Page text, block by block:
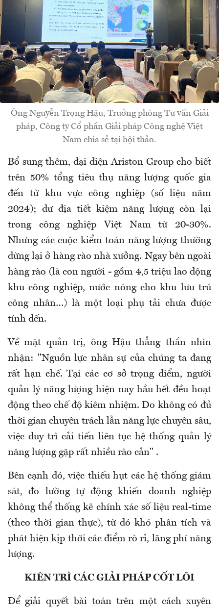
Ông Nguyễn Trọng Hậu, Trưởng phòng Tư vấn Giải
pháp, Công ty Cổ phần Giải pháp Công nghệ Việt
Nam chia sẻ tại hội thảo.
Bổ sung thêm, đại diện Ariston Group cho biết
trên 50% tổng tiêu thụ năng lượng quốc gia
đến từ khu vực công nghiệp (số liệu năm
2024); dư địa tiết kiệm năng lượng còn lại
trong công nghiệp Việt Nam từ 20-30%.
Nhưng các cuộc kiểm toán năng lượng thường
dừng lại ở hàng rào nhà xưởng. Ngay bên ngoài
hàng rào (là con người - gồm 4,5 triệu lao động
khu công nghiệp, nước nóng cho khu lưu trú
công nhân…) là một loại phụ tải chưa được
tính đến.
Về mặt quản trị, ông Hậu thẳng thắn nhìn
nhận: "Nguồn lực nhân sự của chúng ta đang
rất hạn chế. Tại các cơ sở trọng điểm, người
quản lý năng lượng hiện nay hầu hết đều hoạt
động theo chế độ kiêm nhiệm. Do không có đủ
thời gian chuyên trách lẫn năng lực chuyên sâu,
việc duy trì cải tiến liên tục hệ thống quản lý
năng lượng gặp rất nhiều rào cản" .
Bên cạnh đó, việc thiếu hụt các hệ thống giám
sát, đo lường tự động khiến doanh nghiệp
không thể thống kê chính xác số liệu real-time
(theo thời gian thực), từ đó khó phân tích và
phát hiện kịp thời các điểm rò rỉ, lãng phí năng
lượng.
KIÊN TRÌ CÁC GIẢI PHÁP CỐT LÕI
Để giải quyết bài toán trên một cách xuyên